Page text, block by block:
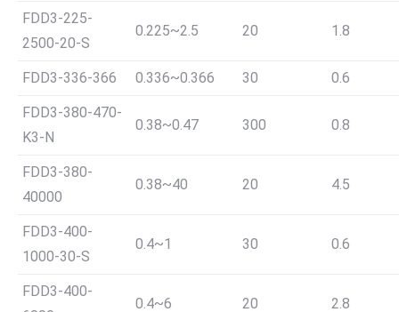
FDD3-225-
2500-20-S
0.225~2.5 20 1.8
FDD3-336-366 0.336~0.366 30 0.6
FDD3-380-470-
K3-N
0.38~0.47 300 0.8
FDD3-380-
40000
0.38~40 20 4.5
FDD3-400-
1000-30-S
0.4~1 30 0.6
FDD3-400-
0.4~6 20 2.8